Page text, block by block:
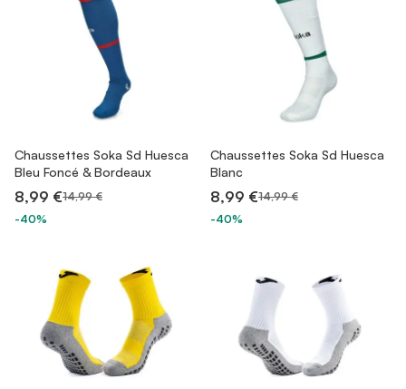
Chaussettes Soka Sd Huesca
Bleu Foncé & Bordeaux
8,99 €14,99 €
-40%
Chaussettes Soka Sd Huesca
Blanc
8,99 €14,99 €
-40%